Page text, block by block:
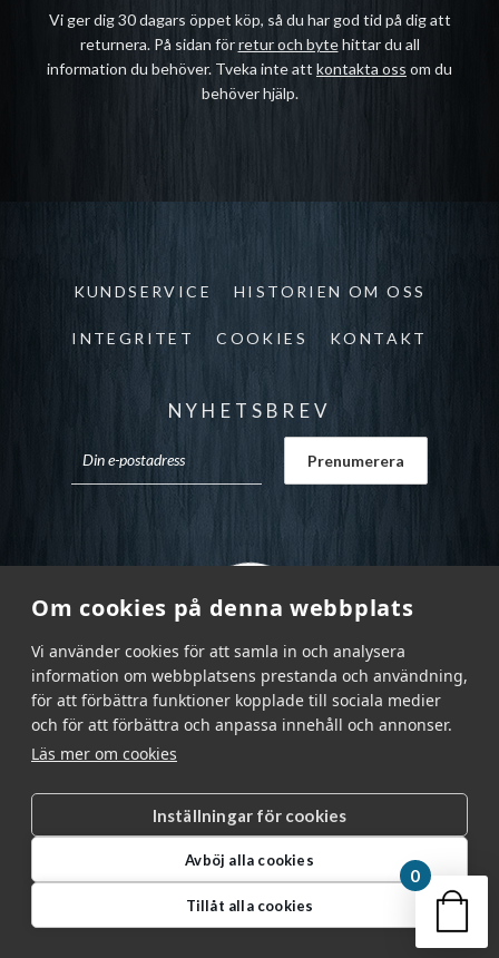
Om cookies på denna webbplats
Vi använder cookies för att samla in och analysera
information om webbplatsens prestanda och användning,
för att förbättra funktioner kopplade till sociala medier
och för att förbättra och anpassa innehåll och annonser.
Läs mer om cookies
Inställningar för cookies
Avböj alla cookies
Tillåt alla cookies
Vi ger dig 30 dagars öppet köp, så du har god tid på dig att
returnera. På sidan förretur och bytehittar du all
information du behöver. Tveka inte att kontakta oss om du
behöver hjälp.
KUNDSERVICE HISTORIEN OM OSS
INTEGRITET COOKIES KONTAKT
NYHETSBREV
Garnr Sverige AB © 2026 |
info@garnr.se
|
031 - 92 94 92
Din
0